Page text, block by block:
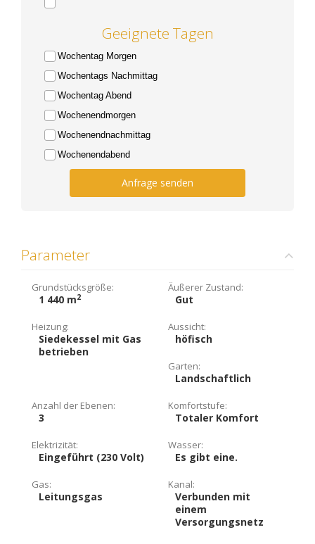
Geeignete Tagen
Wochentag Morgen
Wochentags Nachmittag
Wochentag Abend
Wochenendmorgen
Wochenendnachmittag
Wochenendabend
Anfrage senden
Parameter
Grundstücksgröße:
1 440 m2
Äußerer Zustand:
Gut
Heizung:
Siedekessel mit Gas
betrieben
Aussicht:
höfisch
Garten:
Landschaftlich
Anzahl der Ebenen:
3
Komfortstufe:
Totaler Komfort
Elektrizität:
Eingeführt (230 Volt)
Wasser:
Es gibt eine.
Gas:
Leitungsgas
Kanal:
Verbunden mit
einem
Versorgungsnetz